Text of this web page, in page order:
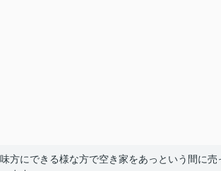
方にできる様な方で空き家をあっという間に売